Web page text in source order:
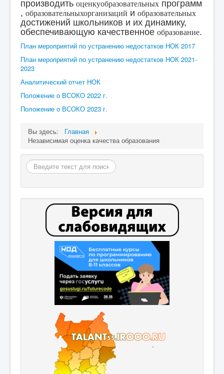
ИНКО
Точка роста
Спортивный клуб
ВсОШ
Воспитание
Национальный проект «Образование»
Независимая оценка качества образования
Питание
Внедрение целевой модели наставничество
Организация питания
ВВЕДЕНИЕ ФГОС-2022
Охрана окружающей среды
Цифровая образовательная среда
Функциональная грамотность
Финансовая грамотность
Родителям
Большая перемена
Билет в будущее
Разговор о важном
производить оценкуобразовательных программ
, образовательныхорганизаций и образовательных
достижений школьников и их динамику,
обеспечивающую качественное образование.
План мероприятий по устранению недостатков НОК 2017
План мероприятий по устранению недостатков НОК 2021-
2023
Аналитический отчет НОК
Положение о ВСОКО 2022 г.
Положение о ВСОКО 2023 г.
Вы здесь:
Главная
Независимая оценка качества образования
Поиск